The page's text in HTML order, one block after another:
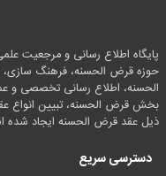
پایگاه اطلاع رسانی و مرجعیت
حوزه قرض الحسنه، فرهنگ
الحسنه، اطلاع رسانی تخصصی و
بخش قرض الحسنه، تبیین انواع
ذیل عقد قرض الحسنه ایجاد
دسترسی سریع